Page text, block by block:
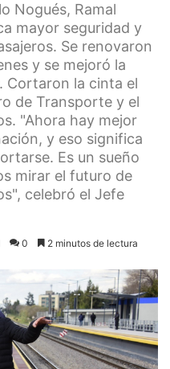
Nogués, Ramal
mayor seguridad y
Se renovaron
y se mejoró la
Cortaron la cinta el
de Transporte y el
"Ahora hay mejor
y eso significa
Es un sueño
mirar el futuro de
celebró el Jefe
0 2 minutos de lectura